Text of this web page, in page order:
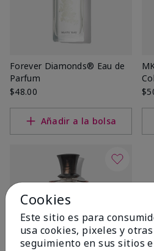
Forever Diamonds® Eau de
Parfum
$48.00
Añadir a la bolsa
Cookies
Este sitio es para
usa cookies, pixeles y
seguimiento en sus sitios